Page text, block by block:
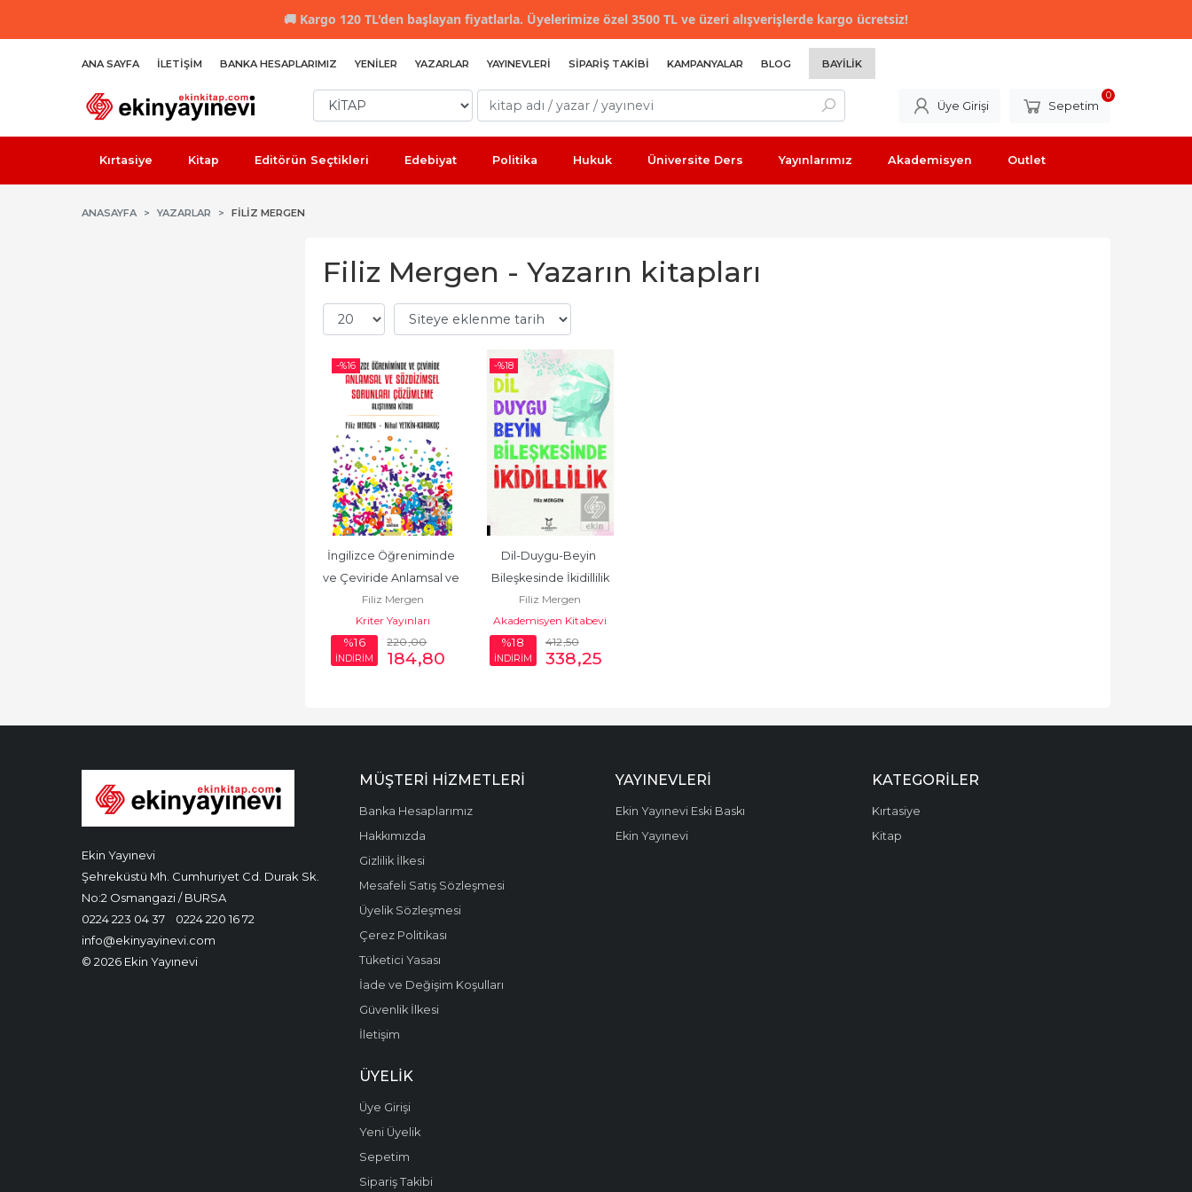
🚚 Kargo 120 TL'den başlayan fiyatlarla. Üyelerimize özel 3500 TL ve üzeri alışverişlerde kargo ücretsiz!
ANA SAYFA İLETIŞIM BANKA HESAPLARIMIZ YENILER YAZARLAR YAYINEVLERI SIPARIŞ TAKIBI KAMPANYALAR BLOG BAYILIK
Üye Girişi Sepetim
0
Kırtasiye Kitap Editörün Seçtikleri Edebiyat Politika Hukuk Üniversite Ders Yayınlarımız Akademisyen Outlet
ANASAYFA YAZARLAR FILIZ MERGEN
Filiz Mergen - Yazarın kitapları
-%16
İngilizce Öğreniminde
ve Çeviride Anlamsal ve
Sözdizimsel Sorunları...
Filiz Mergen
Kriter Yayınları
%16
İNDİRİM
220,00
184,80
-%18
Dil-Duygu-Beyin
Bileşkesinde İkidillilik
Filiz Mergen
Akademisyen Kitabevi
%18
İNDİRİM
412,50
338,25
Ekin Yayınevi
Şehreküstü Mh. Cumhuriyet Cd. Durak Sk.
No:2 Osmangazi / BURSA
0224 223 04 37
0224 220 16 72
info@ekinyayinevi.com
© 2026 Ekin Yayınevi
MÜŞTERI HIZMETLERI
Banka Hesaplarımız
Hakkımızda
Gizlilik İlkesi
Mesafeli Satış Sözleşmesi
Üyelik Sözleşmesi
Çerez Politikası
Tüketici Yasası
İade ve Değişim Koşulları
Güvenlik İlkesi
İletişim
YAYINEVLERI
Ekin Yayınevi Eski Baskı
Ekin Yayınevi
KATEGORILER
Kırtasiye
Kitap
ÜYELIK
Üye Girişi
Yeni Üyelik
Sepetim
Sipariş Takibi